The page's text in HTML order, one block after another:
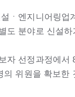
ㆍ엔지니어링업
도 분야로 신설
자 선정과정에서
의 위원을 확보한